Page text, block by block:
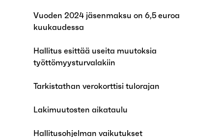
Vuoden 2024 jäsenmaksu on 6,5 euroa
kuukaudessa
Hallitus esittää useita muutoksia
työttömyysturvalakiin
Tarkistathan verokorttisi tulorajan
Lakimuutosten aikataulu
Hallitusohjelman vaikutukset